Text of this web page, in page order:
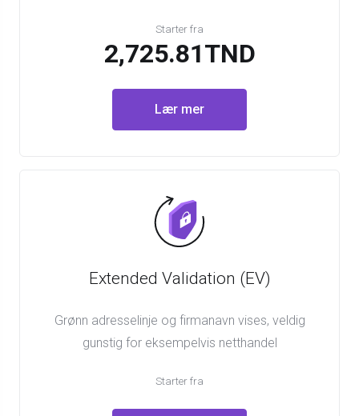
Starter fra
2,725.81TND
Lær mer
Extended Validation (EV)
Grønn adresselinje og firmanavn vises, veldig
gunstig for eksempelvis netthandel
Starter fra